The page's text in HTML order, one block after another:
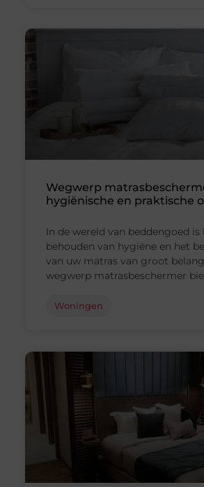
Wegwerp
hygiënische en praktische
In de wereld van beddengoed is
behouden van hygiëne en het
van uw matras van groot
wegwerp matrasbeschermer
Woningen